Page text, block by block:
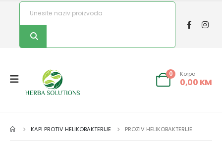
0 Korpa
0,00 KM
KAPI PROTIV HELIKOBAKTERIJE PROZIV HELIKOBAKTERIJE